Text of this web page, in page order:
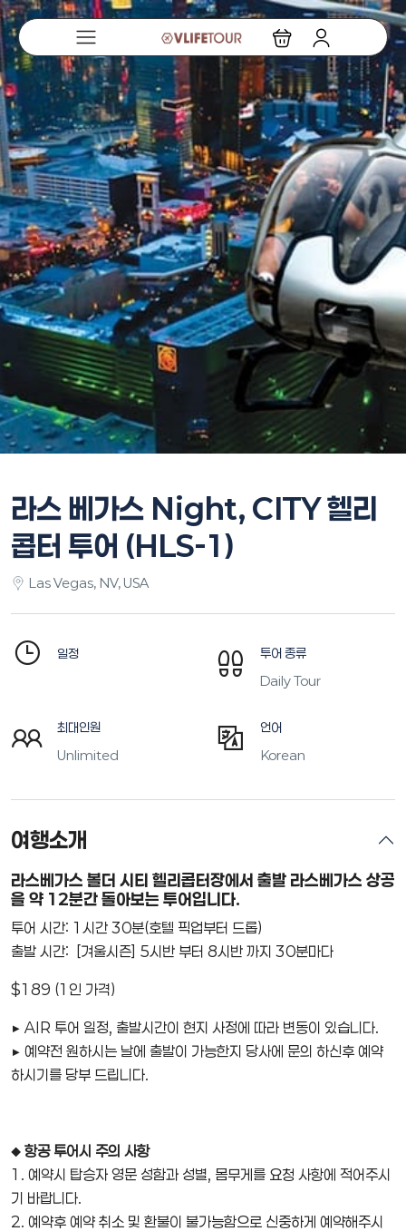
라스 베가스 Night, CITY 헬리
콥터 투어 (HLS-1)
Las Vegas, NV, USA
일정
투어 종류
Daily Tour
최대인원
Unlimited
언어
Korean
여행소개
라스베가스 볼더 시티 헬리콥터장에서 출발 라스베가스 상공
을 약 12분간 돌아보는 투어입니다.
투어 시간: 1시간 30분(호텔 픽업부터 드롭)
출발 시간: [겨울시즌] 5시반 부터 8시반 까지 30분마다
$189 (1인 가격)
▶ AIR 투어 일정, 출발시간이 현지 사정에 따라 변동이 있습니다.
▶ 예약전 원하시는 날에 출발이 가능한지 당사에 문의 하신후 예약
하시기를 당부 드립니다.
◆ 항공 투어시 주의 사항
1. 예약시 탑승자 영문 성함과 성별, 몸무게를 요청 사항에 적어주시
기 바랍니다.
2. 예약후 예약 취소 및 환불이 불가능함으로 신중하게 예약해주시